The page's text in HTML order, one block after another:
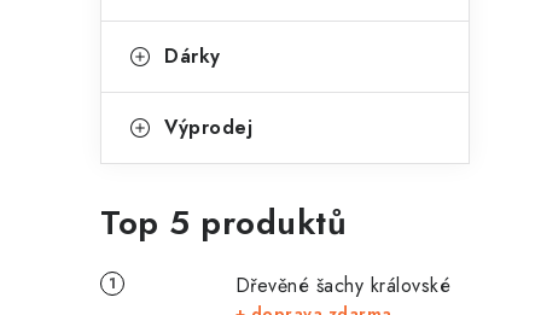
Dárky
Výprodej
Top 5 produktů
Dřevěné šachy královské